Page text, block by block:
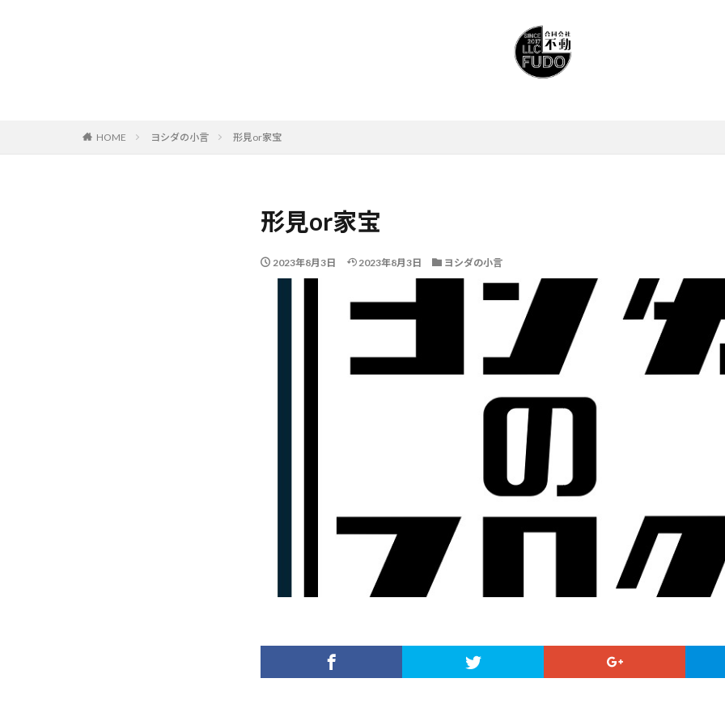
HOME ヨシダの小言 形見or家宝
形見or家宝
2023年8月3日 2023年8月3日 ヨシダの小言